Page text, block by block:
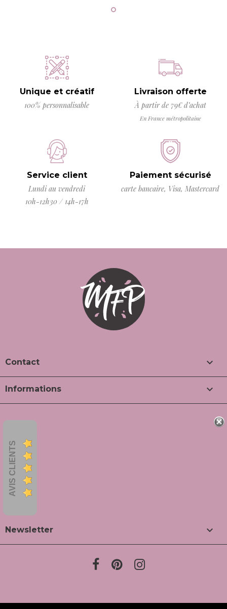
Unique et créatif
100% personnalisable
Livraison offerte
À partir de 79€ d’achat
En France métropolitaine
Service client
Lundi au vendredi
10h-12h30 / 14h-17h
Paiement sécurisé
carte bancaire, Visa, Mastercard
Contact 
Informations 
AVIS CLIENTS
Newsletter 